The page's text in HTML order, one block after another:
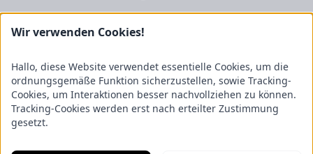
Mehr lesen
234567891011121314151617
FRICKE Group SE & Co. KG
Zum Kreuzkamp 7
27404 Heeslingen
Unternehmensbereiche
Fricke Holding
Wir verwenden Cookies!
Hallo, diese Website verwendet essentielle Cookies, um die
ordnungsgemäße Funktion sicherzustellen, sowie Tracking-
Cookies, um Interaktionen besser nachvollziehen zu können.
Tracking-Cookies werden erst nach erteilter Zustimmung
gesetzt.